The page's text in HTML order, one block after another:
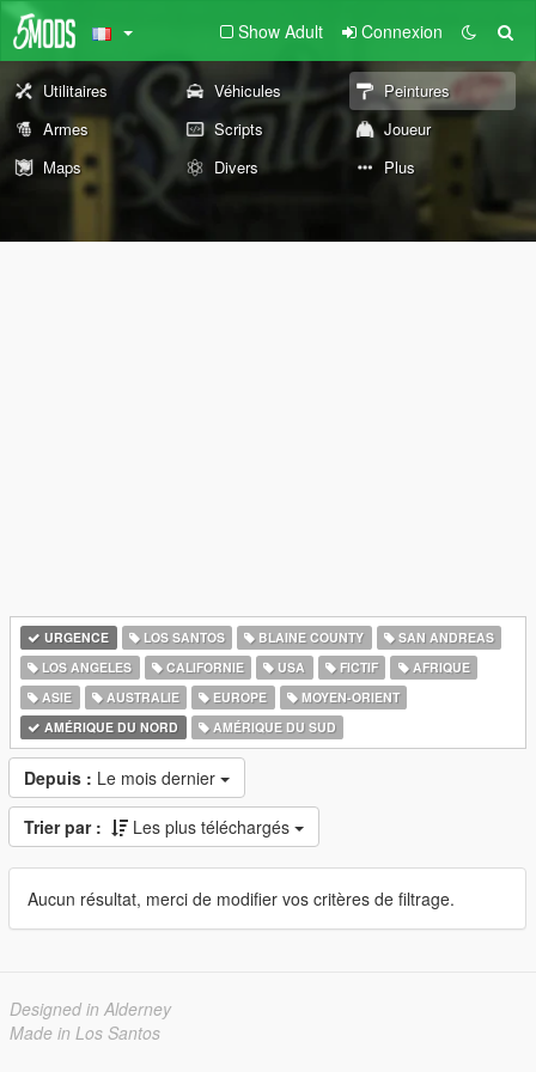
Show Adult Connexion
Utilitaires Véhicules
Peintures
Armes
Scripts
Joueur
Maps
Divers Plus
URGENCE LOS SANTOS BLAINE COUNTY
SAN ANDREAS
LOS ANGELES
CALIFORNIE USA FICTIF
AFRIQUE
ASIE
AUSTRALIE EUROPE
MOYEN-ORIENT
AMÉRIQUE DU NORD
AMÉRIQUE DU SUD
Depuis : Le mois dernier
Trier par : Les plus téléchargés
Aucun résultat, merci de modifier vos critères de filtrage.
Designed in Alderney
Made in Los Santos